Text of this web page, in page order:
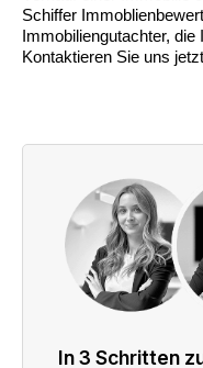
Schiffer
Immobiliengutachter, die
Kontaktieren Sie uns